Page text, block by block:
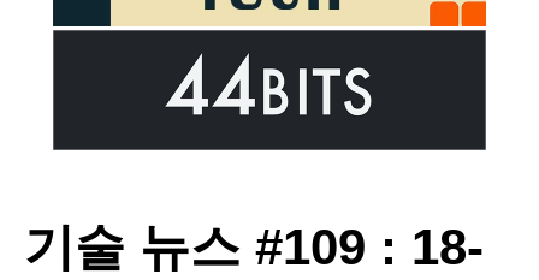
기술 뉴스 #109 : 18-